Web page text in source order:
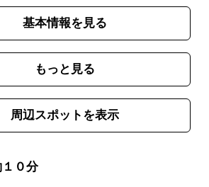
だけます。 詳細は下段基本情報
トをご覧ください。
場情報(大型バス含)はこちら。日
のひとつに数えられる国宝 瑠璃光
室町時代、長門・周防国（現在
）の守護であった24代大内弘世
を模した街づくりを進めた山口
。1時間半ほどで散策できる香山
基本情報を見る
もっと見る
周辺スポットを表示
０分